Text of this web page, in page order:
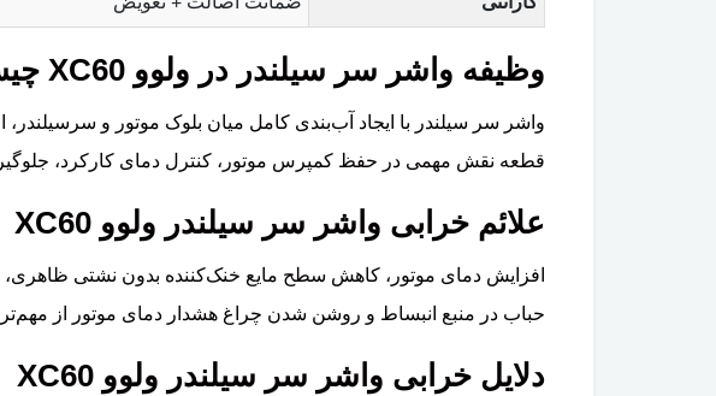
وظیفه واشر سر سیلندر در ولوو XC60 چیست؟
واشر سر سیلندر با ایجاد آب‌بندی کامل میان بلوک موتور و
قطعه نقش مهمی در حفظ کمپرس موتور، کنترل دمای کارکرد،
علائم خرابی واشر سر سیلندر ولوو XC60
افزایش دمای موتور، کاهش سطح مایع خنک‌کننده بدون نشتی
حباب در منبع انبساط و روشن شدن چراغ هشدار دمای موتور از
دلایل خرابی واشر سر سیلندر ولوو XC60